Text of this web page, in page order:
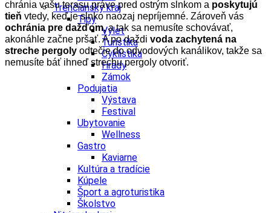
Trenčiansky kraj
Tipy
Výlet
Turistika
Cyklistika
Hrady
Zámok
Podujatia
Výstava
Festival
Ubytovanie
Wellness
Gastro
Kaviarne
Kultúra a tradície
Kúpele
Šport a agroturistika
Školstvo
chránia vašu terasu práve pred ostrým slnkom a poskytujú
tieň vtedy, keď je slnko naozaj nepríjemné. Zároveň vás
ochránia pre dažďom,a tak sa nemusíte schovávať,
akonáhle začne pršať. A po daždi voda zachytená na
streche pergoly odtečie do odvodových kanálikov, takže sa
nemusíte báť ihneď strechu pergoly otvoriť.